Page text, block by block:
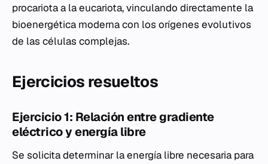
procariota a la eucariota, vinculando directamente la
bioenergética moderna con los orígenes evolutivos
de las células complejas.
Ejercicios resueltos
Ejercicio 1: Relación entre gradiente
eléctrico y energía libre
Se solicita determinar la energía libre necesaria para